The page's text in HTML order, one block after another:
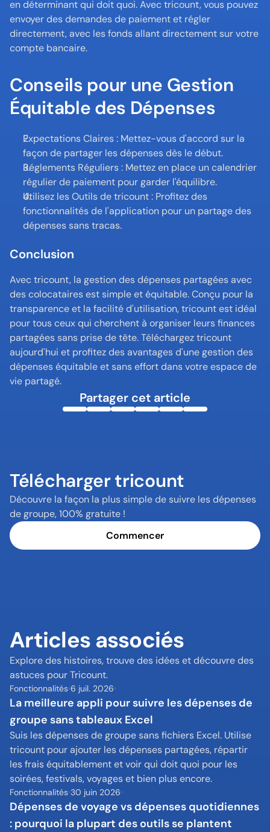
en déterminant qui doit quoi. Avec tricount, vous pouvez
envoyer des demandes de paiement et régler
directement, avec les fonds allant directement sur votre
compte bancaire.
Conseils pour une Gestion
Équitable des Dépenses
Expectations Claires : Mettez-vous d'accord sur la
façon de partager les dépenses dès le début.
Réglements Réguliers : Mettez en place un calendrier
régulier de paiement pour garder l'équilibre.
Utilisez les Outils de tricount : Profitez des
fonctionnalités de l'application pour un partage des
dépenses sans tracas.
Conclusion
Avec tricount, la gestion des dépenses partagées avec
des colocataires est simple et équitable. Conçu pour la
transparence et la facilité d'utilisation, tricount est idéal
pour tous ceux qui cherchent à organiser leurs finances
partagées sans prise de tête. Téléchargez tricount
aujourd'hui et profitez des avantages d'une gestion des
dépenses équitable et sans effort dans votre espace de
vie partagé.
Partager cet article
Télécharger tricount
Découvre la façon la plus simple de suivre les dépenses
de groupe, 100% gratuite !
Commencer
Articles associés
Explore des histoires, trouve des idées et découvre des
astuces pour Tricount.
Fonctionnalités 6 juil. 2026
La meilleure appli pour suivre les dépenses de
groupe sans tableaux Excel
Suis les dépenses de groupe sans fichiers Excel. Utilise
tricount pour ajouter les dépenses partagées, répartir
les frais équitablement et voir qui doit quoi pour les
soirées, festivals, voyages et bien plus encore.
Fonctionnalités 30 juin 2026
Dépenses de voyage vs dépenses quotidiennes
: pourquoi la plupart des outils se plantent